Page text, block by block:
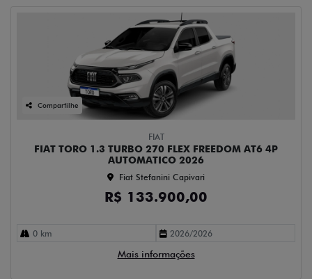
Compartilhe
FIAT
FIAT TORO 1.3 TURBO 270 FLEX FREEDOM AT6 4P
AUTOMATICO 2026
Fiat Stefanini Capivari
R$ 133.900,00
0 km 2026/2026
Mais informações